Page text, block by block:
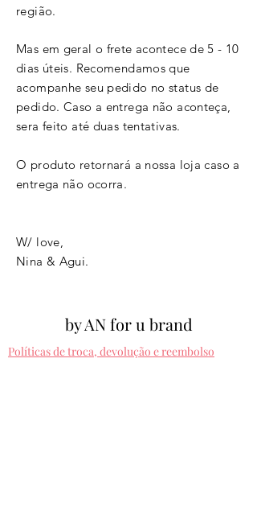
região.
Mas em geral o frete acontece de 5 - 10
dias úteis. Recomendamos que
acompanhe seu pedido no status de
pedido. Caso a entrega não aconteça,
sera feito até duas tentativas.
O produto retornará a nossa loja caso a
entrega não ocorra.
W/ love,
Nina & Agui.
by AN for u brand
Políticas de troca, devolução e reembolso